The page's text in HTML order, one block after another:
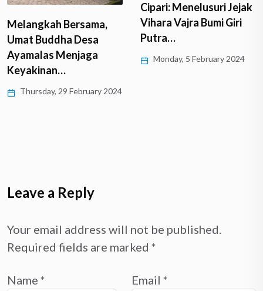
Desa
February 2024
Cipari: Menelusuri Jejak
Vihara Vajra Bumi Giri
Putra…
Monday, 5 February 2024
Selamat
2024
Leave a Reply
Your email address will not be published.
Required fields are marked *
Name * Email *